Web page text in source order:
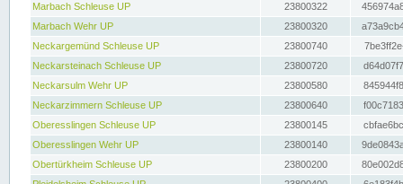
Marbach Schleuse UP
23800322
Marbach Wehr UP
23800320
Neckargemünd Schleuse UP
23800740
Neckarsteinach Schleuse UP
23800720
Neckarsulm Wehr UP
23800580
Neckarzimmern Schleuse UP
23800640
Oberesslingen Schleuse UP
23800145
Oberesslingen Wehr UP
23800140
Obertürkheim Schleuse UP
23800200